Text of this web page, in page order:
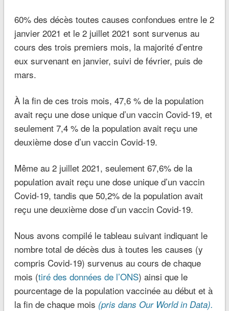
60% des décès toutes causes confondues entre le 2
janvier 2021 et le 2 juillet 2021 sont survenus au
cours des trois premiers mois, la majorité d’entre
eux survenant en janvier, suivi de février, puis de
mars.
À la fin de ces trois mois, 47,6 % de la population
avait reçu une dose unique d’un vaccin Covid-19, et
seulement 7,4 % de la population avait reçu une
deuxième dose d’un vaccin Covid-19.
Même au 2 juillet 2021, seulement 67,6% de la
population avait reçu une dose unique d’un vaccin
Covid-19, tandis que 50,2% de la population avait
reçu une deuxième dose d’un vaccin Covid-19.
Nous avons compilé le tableau suivant indiquant le
nombre total de décès dus à toutes les causes (y
compris Covid-19) survenus au cours de chaque
mois (tiré des données de l’ONS) ainsi que le
pourcentage de la population vaccinée au début et à
la fin de chaque mois (pris dans Our World in Data).